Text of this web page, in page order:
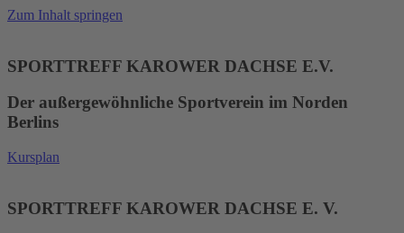
Zum Inhalt springen
SPORTTREFF KAROWER DACHSE E.V.
Der außergewöhnliche Sportverein im Norden
Berlins
Kursplan
SPORTTREFF KAROWER DACHSE E. V.